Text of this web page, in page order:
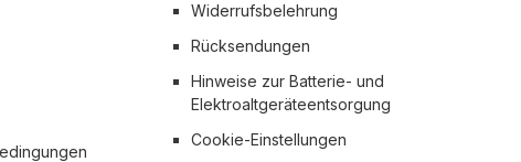
Widerrufsbelehrung
Rücksendungen
Hinweise zur Batterie- und
Elektroaltgeräteentsorgung
Cookie-Einstellungen